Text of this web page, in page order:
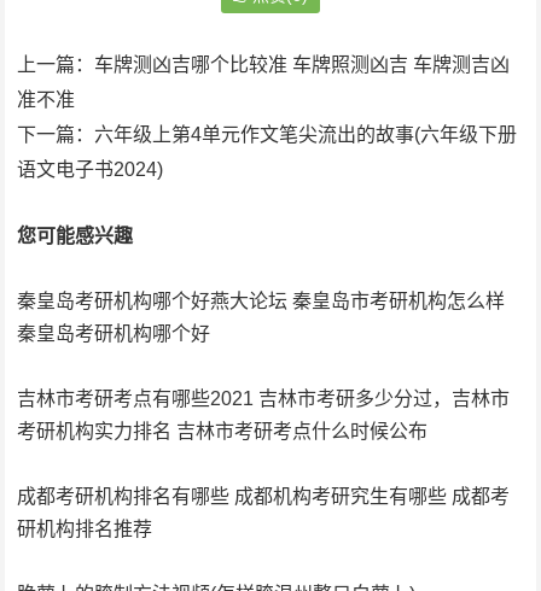
上一篇： 车牌测凶吉哪个比较准 车牌照测凶吉 车牌测吉凶
准不准
下一篇： 六年级上第4单元作文笔尖流出的故事(六年级下册
语文电子书2024)
您可能感兴趣
秦皇岛考研机构哪个好燕大论坛 秦皇岛市考研机构怎么样
秦皇岛考研机构哪个好
吉林市考研考点有哪些2021 吉林市考研多少分过，吉林市
考研机构实力排名 吉林市考研考点什么时候公布
成都考研机构排名有哪些 成都机构考研究生有哪些 成都考
研机构排名推荐